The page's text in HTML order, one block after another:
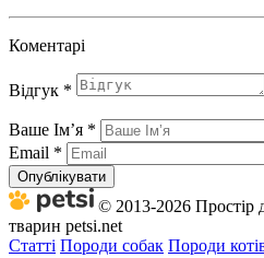
Коментарі
Відгук *
Ваше Імʼя *
Email *
Опублікувати
© 2013-2026 Простір
тварин petsi.net
Статті Породи собак Породи